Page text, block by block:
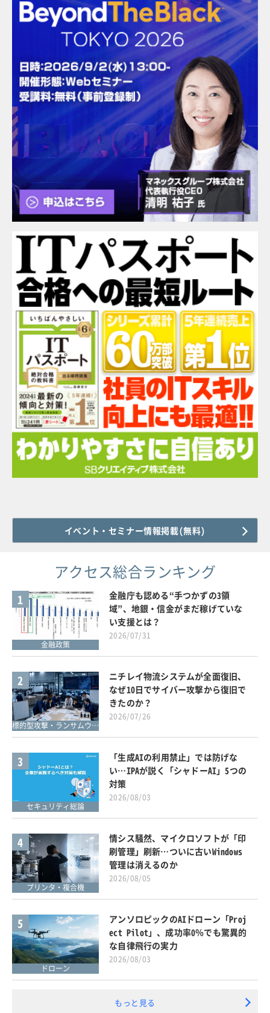
イベント・セミナー情報掲載(無料)
アクセス総合ランキング
1
金融政策
金融庁も認める“手つかずの3領
域”、地銀・信金がまだ稼げていな
い支援とは？
2026/07/31
2
標的型攻撃・ランサムウェア対策
ニチレイ物流システムが全面復旧、
なぜ10日でサイバー攻撃から復旧で
きたのか？
2026/07/26
3
セキュリティ総論
「生成AIの利用禁止」では防げな
い…IPAが説く「シャドーAI」5つの
対策
2026/08/03
4
プリンタ・複合機
情シス騒然、マイクロソフトが「印
刷管理」刷新…ついに古いWindows
管理は消えるのか
2026/08/05
5
ドローン
アンソロピックのAIドローン「Proj
ect Pilot」、成功率0％でも驚異的
な自律飛行の実力
2026/08/03
もっと見る